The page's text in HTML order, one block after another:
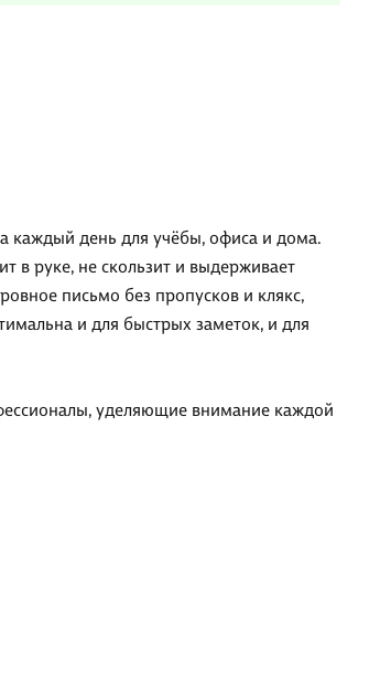
каждый день для учёбы, офиса и дома.
в руке, не скользит и выдерживает
письмо без пропусков и клякс,
и для быстрых заметок, и для
уделяющие внимание каждой